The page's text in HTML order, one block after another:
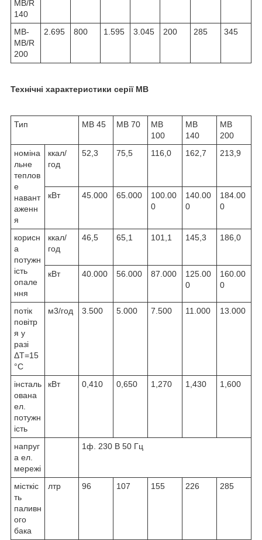
MB/R
140
MB-
MB/R
200
2.695 800 1.595 3.045 200 285 345
Технічні характеристики серії MB
Тип MB 45 MB 70
MB
100
MB
140
MB
200
номіна
льне
теплов
е
навант
аженн
я
ккал/
год
52,3 75,5 116,0 162,7 213,9
кВт 45.000 65.000
100.00
0
140.00
0
184.00
0
корисн
а
потужн
ість
опале
ння
ккал/
год
46,5 65,1 101,1 145,3 186,0
кВт 40.000 56.000 87.000
125.00
0
160.00
0
потік
повітр
я у
разі
ΔТ=15
°C
м3/год 3.500 5.000 7.500 11.000 13.000
інсталь
ована
ел.
потужн
ість
кВт 0,410 0,650 1,270 1,430 1,600
напруг
а ел.
мережі
1ф. 230 В 50 Гц
місткіс
ть
паливн
ого
бака
лтр 96 107 155 226 285